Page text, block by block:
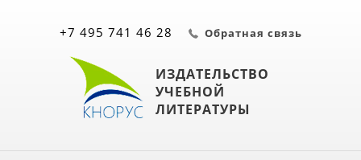
ИЗДАТЕЛЬСТВО
УЧЕБНОЙ
ЛИТЕРАТУРЫ
+7 495 741 46 28 Обратная связь